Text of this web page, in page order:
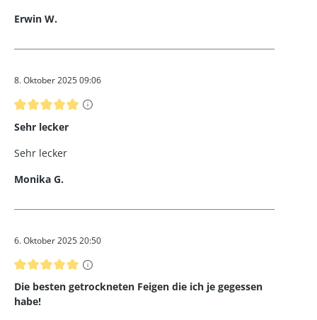
Erwin W.
8. Oktober 2025 09:06
Bewertung mit 5 von 5 Sternen
Sehr lecker
Sehr lecker
Monika G.
6. Oktober 2025 20:50
Bewertung mit 5 von 5 Sternen
Die besten getrockneten Feigen die ich je gegessen
habe!